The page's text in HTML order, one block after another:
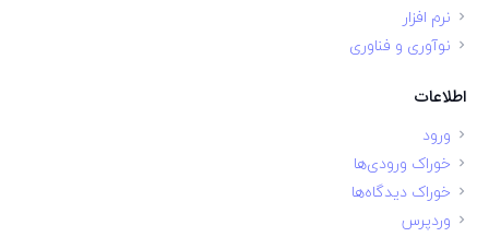
نرم افزار
نوآوری و فناوری
اطلاعات
ورود
خوراک ورودی‌ها
خوراک دیدگاه‌ها
وردپرس